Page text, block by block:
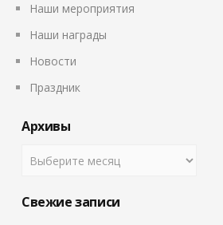
Наши мероприятия
Наши награды
Новости
Праздник
Архивы
Свежие записи